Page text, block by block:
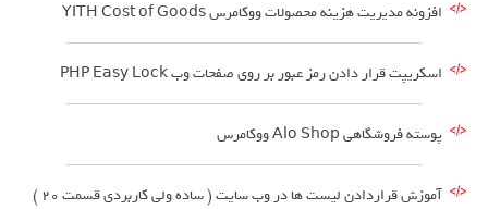
افزونه مدیریت هزینه محصولات ووکامرس YITH Cost of Goods
اسکریپت قرار دادن رمز عبور بر روی صفحات وب PHP Easy Lock
پوسته فروشگاهی Alo Shop ووکامرس
آموزش قراردادن لیست ها در وب سایت ( ساده ولی کاربردی قسمت 20 )